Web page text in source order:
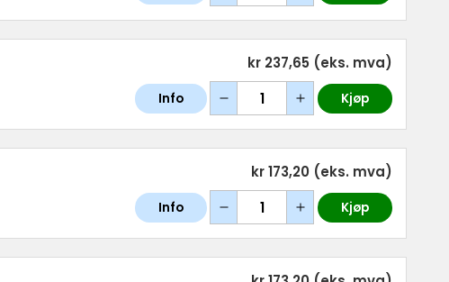
kr 237,65 (eks. mva)
Info Kjøp
kr 173,20 (eks. mva)
Info Kjøp